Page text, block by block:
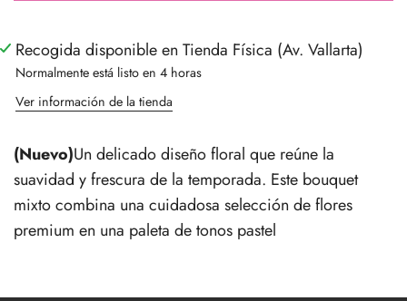
Recogida disponible en Tienda Física (Av. Vallarta)
Normalmente está listo en 4 horas
Ver información de la tienda
(Nuevo)Un delicado diseño floral que reúne la
suavidad y frescura de la temporada. Este bouquet
mixto combina una cuidadosa selección de flores
premium en una paleta de tonos pastel